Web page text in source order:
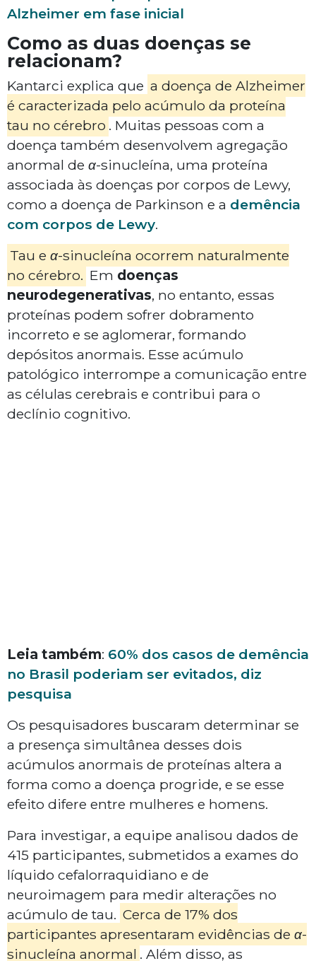
Alzheimer em fase inicial
Como as duas doenças se
relacionam?
Kantarci explica que a doença de Alzheimer
é caracterizada pelo acúmulo da proteína
tau no cérebro . Muitas pessoas com a
doença também desenvolvem agregação
anormal de α-sinucleína, uma proteína
associada às doenças por corpos de Lewy,
como a doença de Parkinson e a demência
com corpos de Lewy.
Tau e α-sinucleína ocorrem naturalmente
no cérebro. Em doenças
neurodegenerativas, no entanto, essas
proteínas podem sofrer dobramento
incorreto e se aglomerar, formando
depósitos anormais. Esse acúmulo
patológico interrompe a comunicação entre
as células cerebrais e contribui para o
declínio cognitivo.
Leia também: 60% dos casos de demência
no Brasil poderiam ser evitados, diz
pesquisa
Os pesquisadores buscaram determinar se
a presença simultânea desses dois
acúmulos anormais de proteínas altera a
forma como a doença progride, e se esse
efeito difere entre mulheres e homens.
Para investigar, a equipe analisou dados de
415 participantes, submetidos a exames do
líquido cefalorraquidiano e de
neuroimagem para medir alterações no
acúmulo de tau. Cerca de 17% dos
participantes apresentaram evidências de α-
sinucleína anormal . Além disso, as